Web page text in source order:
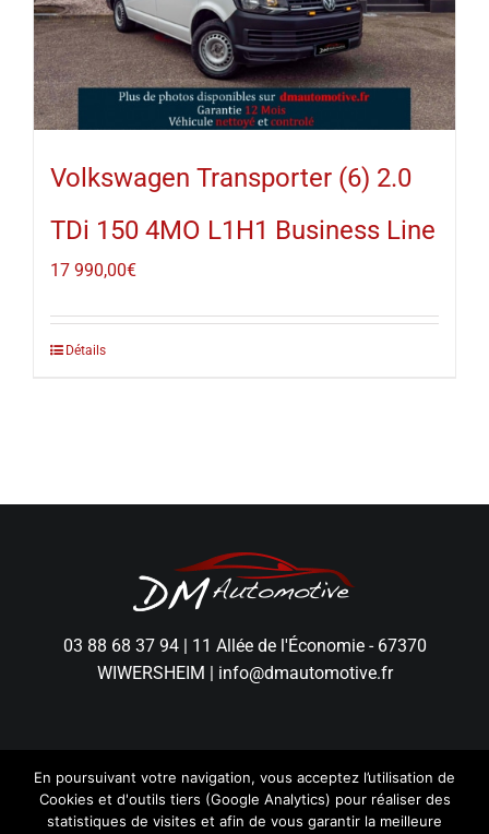
Volkswagen Transporter (6) 2.0
TDi 150 4MO L1H1 Business Line
17 990,00€
Détails
03 88 68 37 94| 11 Allée de l'Économie - 67370
WIWERSHEIM
info@dmautomotive.fr
En poursuivant votre navigation, vous acceptez l’utilisation de
Cookies et d'outils tiers (Google Analytics) pour réaliser des
statistiques de visites et afin de vous garantir la meilleure